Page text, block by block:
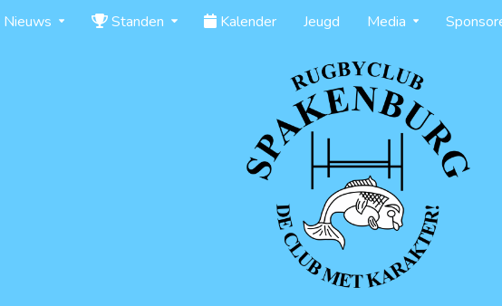
Nieuws Standen Kalender Jeugd Media